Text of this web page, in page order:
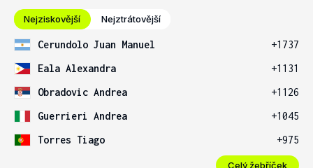
Nejziskovější Nejztrátovější
Cerundolo Juan Manuel
+1737
Eala Alexandra
+1131
Obradovic Andrea
+1126
Guerrieri Andrea
+1045
Torres Tiago
+975
Celý žebříček